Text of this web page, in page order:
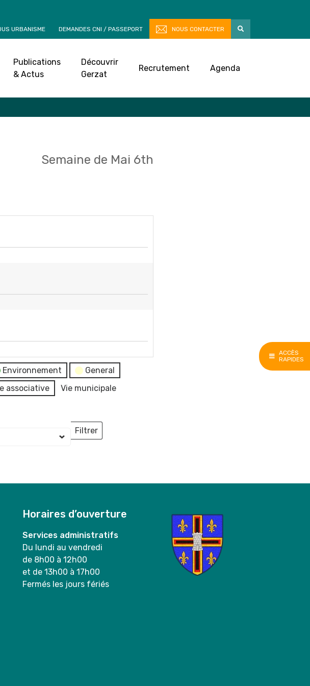
ACCÈS
RAPIDES
URBANISME DEMANDES CNI / PASSEPORT NOUS CONTACTER
Publications
& Actus
Découvrir
Gerzat
Recrutement Agenda
Semaine de Mai 6th
Environnement
General
associative
Vie municipale
Filtrer
Lieux
Horaires d’ouverture
Services administratifs
Du lundi au vendredi
de 8h00 à 12h00
et de 13h00 à 17h00
Fermés les jours fériés